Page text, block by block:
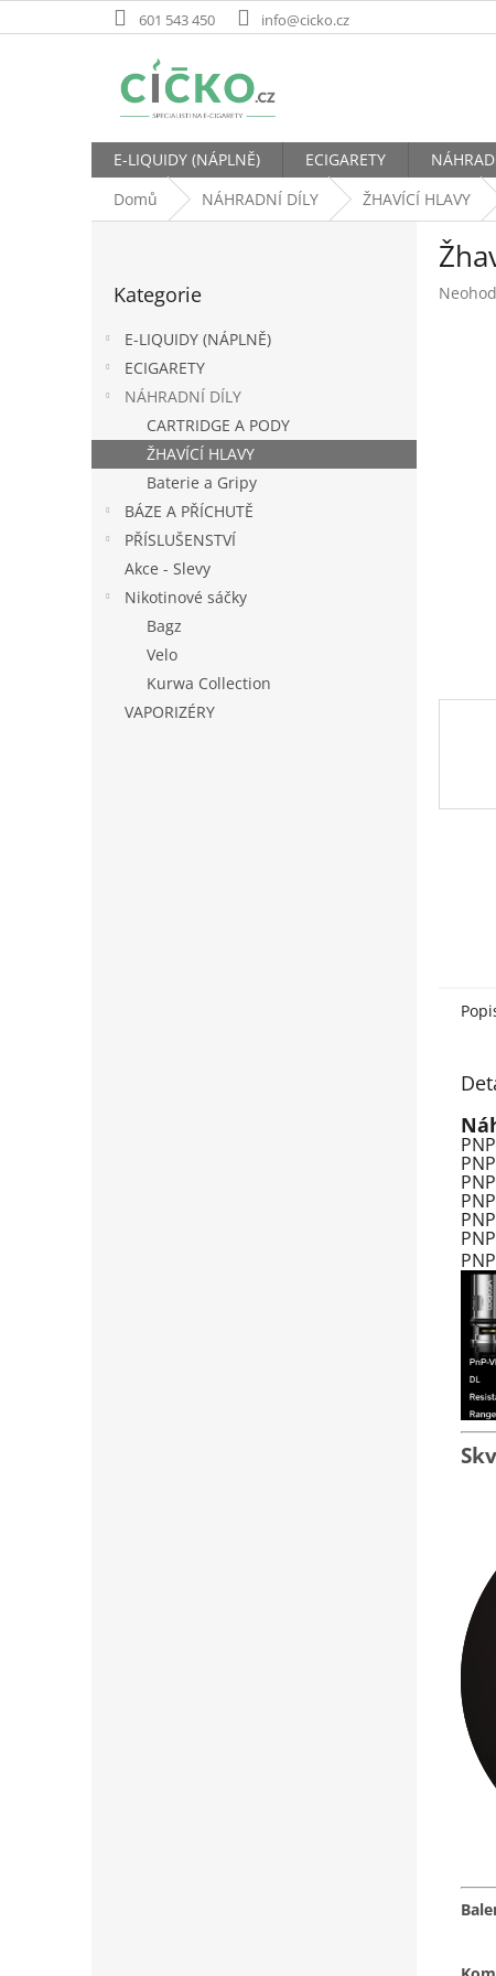
na
601 543 450 info@cicko.cz
E-LIQUIDY (NÁPLNĚ) ECIGARETY
Domů
NÁHRADNÍ DÍLY ŽHAVÍCÍ HLAVY
a
kategorie
Kategorie
E-LIQUIDY (NÁPLNĚ)
ECIGARETY
NÁHRADNÍ DÍLY
CARTRIDGE A PODY
ŽHAVÍCÍ HLAVY
Baterie a Gripy
BÁZE A PŘÍCHUTĚ
PŘÍSLUŠENSTVÍ
Akce - Slevy
Nikotinové sáčky
Bagz
Velo
Kurwa Collection
VAPORIZÉRY